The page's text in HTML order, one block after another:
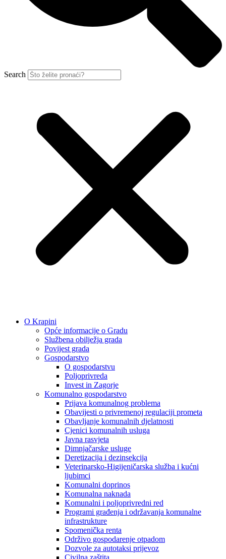
Search
O Krapini
Opće informacije o Gradu
Službena obilježja grada
Povijest grada
Gospodarstvo
O gospodarstvu
Poljoprivreda
Invest in Zagorje
Komunalno gospodarstvo
Prijava komunalnog problema
Obavijesti o privremenoj regulaciji prometa
Obavljanje komunalnih djelatnosti
Cjenici komunalnih usluga
Javna rasvjeta
Dimnjačarske usluge
Deretizacija i dezinsekcija
Veterinarsko-Higijeničarska služba i kućni
ljubimci
Komunalni doprinos
Komunalna naknada
Komunalni i poljoprivredni red
Programi građenja i održavanja komunalne
infrastrukture
Spomenička renta
Održivo gospodarenje otpadom
Dozvole za autotaksi prijevoz
Civilna zaštita